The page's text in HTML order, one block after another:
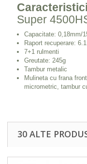
Super
Capacitate: 0,18mm/
Raport recuperare:
7+1 rulmenti
Greutate: 245g
Tambur metalic
Mulineta cu frana
micrometric, tambur
30 ALTE